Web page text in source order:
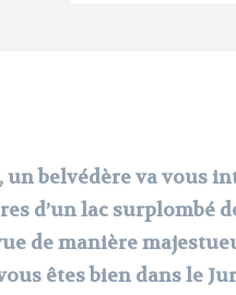
un belvédère va vous
d’un lac surplombé
de manière
êtes bien dans le